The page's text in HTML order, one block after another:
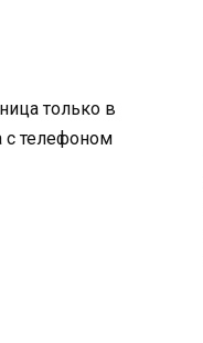
только в
с телефоном